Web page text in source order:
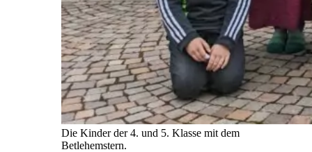
Die Kinder der 4. und 5. Klasse mit dem
Betlehemstern.